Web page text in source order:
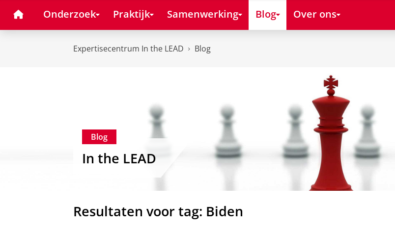
HomeOnderzoek Praktijk Samenwerking Blog Over ons
Expertisecentrum In the LEAD Blog
Blog
In the LEAD
Resultaten voor tag: Biden